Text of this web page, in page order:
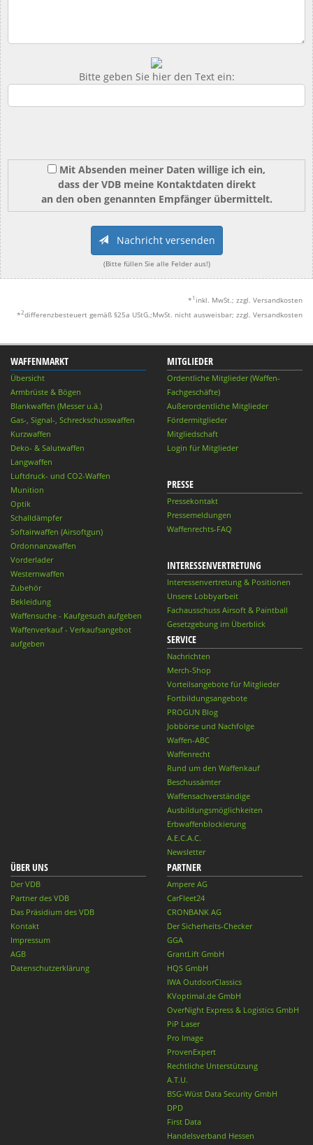
Bitte geben Sie hier den Text ein:
Mit Absenden meiner Daten willige ich ein,
dass der VDB meine Kontaktdaten direkt
an den oben genannten Empfänger übermittelt.
Nachricht versenden
(Bitte füllen Sie alle Felder aus!)
* 1 inkl. MwSt.; zzgl. Versandkosten
*2differenzbesteuert gemäß §25a UStG.;MwSt. nicht ausweisbar; zzgl. Versandkosten
WAFFENMARKT
Übersicht
Armbrüste & Bögen
Blankwaffen (Messer u.ä.)
Gas-, Signal-, Schreckschusswaffen
Kurzwaffen
Deko- & Salutwaffen
Langwaffen
Luftdruck- und CO2-Waffen
Munition
Optik
Schalldämpfer
Softairwaffen (Airsoftgun)
Ordonnanzwaffen
Vorderlader
Westernwaffen
Zubehör
Bekleidung
Waffensuche - Kaufgesuch aufgeben
Waffenverkauf - Verkaufsangebot
aufgeben
MITGLIEDER
Ordentliche Mitglieder (Waffen-
Fachgeschäfte)
Außerordentliche Mitglieder
Fördermitglieder
Mitgliedschaft
Login für Mitglieder
PRESSE
Pressekontakt
Pressemeldungen
Waffenrechts-FAQ
INTERESSENVERTRETUNG
Interessenvertretung & Positionen
Unsere Lobbyarbeit
Fachausschuss Airsoft & Paintball
Gesetzgebung im Überblick
SERVICE
Nachrichten
Merch-Shop
Vorteilsangebote für Mitglieder
Fortbildungsangebote
PROGUN Blog
Jobbörse und Nachfolge
Waffen-ABC
Waffenrecht
Rund um den Waffenkauf
Beschussämter
Waffensachverständige
Ausbildungsmöglichkeiten
Erbwaffenblockierung
A.E.C.A.C.
Newsletter
ÜBER UNS
Der VDB
Partner des VDB
Das Präsidium des VDB
Kontakt
Impressum
AGB
Datenschutzerklärung
PARTNER
Ampere AG
CarFleet24
CRONBANK AG
Der Sicherheits-Checker
GGA
GrantLift GmbH
HQS GmbH
IWA OutdoorClassics
KVoptimal.de GmbH
OverNight Express & Logistics GmbH
PiP Laser
Pro Image
ProvenExpert
Rechtliche Unterstützung
A.T.U.
BSG-Wüst Data Security GmbH
DPD
First Data
Handelsverband Hessen